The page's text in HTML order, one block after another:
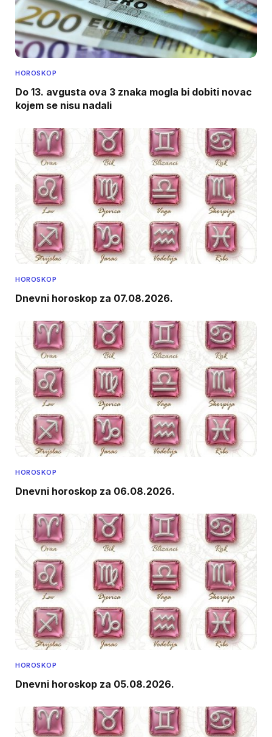
HOROSKOP
Do 13. avgusta ova 3 znaka mogla bi dobiti novac
kojem se nisu nadali
HOROSKOP
Dnevni horoskop za 07.08.2026.
HOROSKOP
Dnevni horoskop za 06.08.2026.
HOROSKOP
Dnevni horoskop za 05.08.2026.